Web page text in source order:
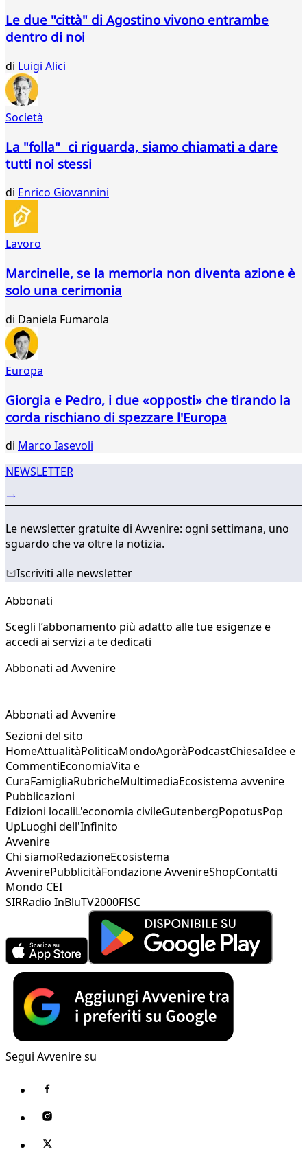
Le due "città" di Agostino vivono entrambe
dentro di noi
di Luigi Alici
Società
La "folla" ci riguarda, siamo chiamati a dare
tutti noi stessi
di Enrico Giovannini
Lavoro
Marcinelle, se la memoria non diventa azione è
solo una cerimonia
di Daniela Fumarola
Europa
Giorgia e Pedro, i due «opposti» che tirando la
corda rischiano di spezzare l'Europa
di Marco Iasevoli
NEWSLETTER
Le newsletter gratuite di Avvenire: ogni settimana, uno
sguardo che va oltre la notizia.
Iscriviti alle newsletter
Abbonati
Scegli l’abbonamento più adatto alle tue esigenze e
accedi ai servizi a te dedicati
Abbonati ad Avvenire
Abbonati ad Avvenire
Sezioni del sito
HomeAttualitàPoliticaMondoAgoràPodcastChiesaIdee e
CommentiEconomiaVita e
CuraFamigliaRubricheMultimediaEcosistema avvenire
Pubblicazioni
Edizioni localiL'economia civileGutenbergPopotusPop
UpLuoghi dell'Infinito
Avvenire
Chi siamoRedazioneEcosistema
AvvenirePubblicitàFondazione AvvenireShopContatti
Mondo CEI
SIRRadio InBluTV2000FISC
Segui Avvenire su